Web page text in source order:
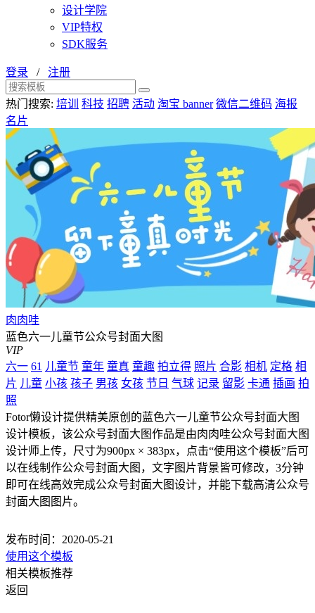
设计学院
VIP特权
SDK服务
登录 / 注册
热门搜索: 培训 科技 招聘 活动 淘宝 banner 微信二维码 海报
名片
肉肉哇
蓝色六一儿童节公众号封面大图
VIP
六一 61 儿童节 童年 童真 童趣 拍立得 照片 合影 相机 定格 相
片 儿童 小孩 孩子 男孩 女孩 节日 气球 记录 留影 卡通 插画 拍
照
Fotor懒设计提供精美原创的蓝色六一儿童节公众号封面大图
设计模板，该公众号封面大图作品是由肉肉哇公众号封面大图
设计师上传，尺寸为900px × 383px，点击“使用这个模板”后可
以在线制作公众号封面大图，文字图片背景皆可修改，3分钟
即可在线高效完成公众号封面大图设计，并能下载高清公众号
封面大图图片。
发布时间：2020-05-21
使用这个模板
相关模板推荐
返回